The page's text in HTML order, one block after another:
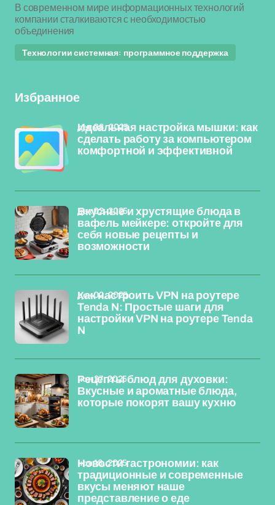
В современном мире информационных технологий
компании сталкиваются с необходимостью
объединения
Технологии системная: программное поддержка
Избранное
Идеальная настройка мышки: как
сделать работу за компьютером
комфортной и эффективной
дек 08, 2025
Вкусные и хрустящие блюда в
вафель мейкере: откройте для
себя новые рецепты и
возможности
дек 02, 2025
Как настроить VPN на роутере
Tenda N: Простые шаги для
настройки VPN на роутере Tenda
N
дек 02, 2025
Рецепты блюд для духовки:
Вкусные и ароматные блюда,
которые покорят вашу кухню
ноя 27, 2025
Новости гастрономии: как
традиционные и современные
вкусы меняют наше
представление о еде
ноя 18, 2025